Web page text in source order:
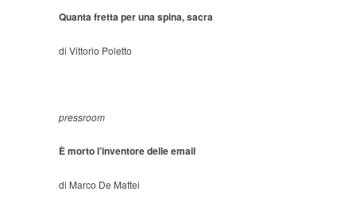
Quanta fretta per una spina, sacra
di Vittorio Poletto
pressroom
È morto l’inventore delle email
di Marco De Mattei